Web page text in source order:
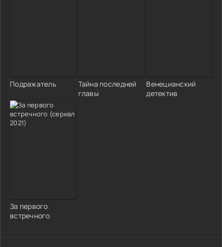
Подражатель
Тайна последней
главы
Венецианский
детектив
За первого
встречного